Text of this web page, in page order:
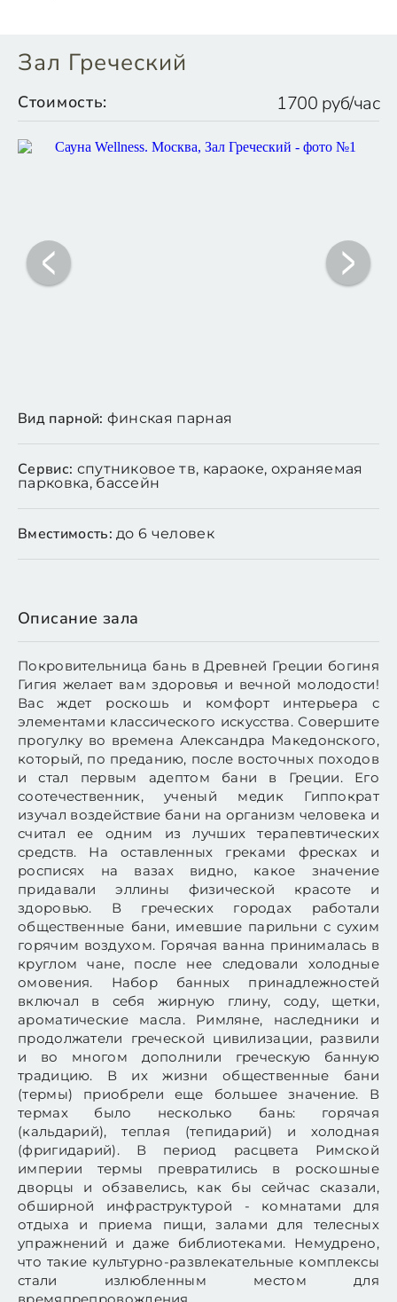
Зал Греческий
Стоимость: 1700 руб/час
Вид парной: финская парная
Сервис: спутниковое тв, караоке, охраняемая
парковка, бассейн
Вместимость: до 6 человек
Описание зала
Покровительница бань в Древней Греции богиня
Гигия желает вам здоровья и вечной молодости!
Вас ждет роскошь и комфорт интерьера с
элементами классического искусства. Совершите
прогулку во времена Александра Македонского,
который, по преданию, после восточных походов
и стал первым адептом бани в Греции. Его
соотечественник, ученый медик Гиппократ
изучал воздействие бани на организм человека и
считал ее одним из лучших терапевтических
средств. На оставленных греками фресках и
росписях на вазах видно, какое значение
придавали эллины физической красоте и
здоровью. В греческих городах работали
общественные бани, имевшие парильни с сухим
горячим воздухом. Горячая ванна принималась в
круглом чане, после нее следовали холодные
омовения. Набор банных принадлежностей
включал в себя жирную глину, соду, щетки,
ароматические масла. Римляне, наследники и
продолжатели греческой цивилизации, развили
и во многом дополнили греческую банную
традицию. В их жизни общественные бани
(термы) приобрели еще большее значение. В
термах было несколько бань: горячая
(кальдарий), теплая (тепидарий) и холодная
(фригидарий). В период расцвета Римской
империи термы превратились в роскошные
дворцы и обзавелись, как бы сейчас сказали,
обширной инфраструктурой - комнатами для
отдыха и приема пищи, залами для телесных
упражнений и даже библиотеками. Немудрено,
что такие культурно-развлекательные комплексы
стали излюбленным местом для